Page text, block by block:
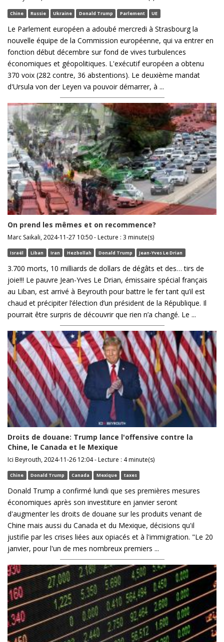
Chine Russie Ukraine Donald Trump Parlement UE
Le Parlement européen a adoubé mercredi à Strasbourg la
nouvelle équipe de la Commission européenne, qui va entrer en
fonction début décembre sur fond de vives turbulences
économiques et géopolitiques. L'exécutif européen a obtenu
370 voix (282 contre, 36 abstentions). Le deuxième mandat
d'Ursula von der Leyen va pouvoir démarrer, à ...
On prend les mêmes et on recommence?
Marc Saikali, 2024-11-27 10:50 - Lecture : 3 minute(s)
Israël Liban Iran Hezbollah Donald Trump Jean-Yves Le Drian
3.700 morts, 10 milliards de dollars de dégâts et des… tirs de
joie!!! Le pauvre Jean-Yves Le Drian, émissaire spécial français
au Liban, est arrivé à Beyrouth pour battre le fer tant qu’il est
chaud et précipiter l’élection d’un président de la République. Il
pourrait être surpris de découvrir que rien n’a changé. Le ...
Droits de douane: Trump lance l'offensive contre la
Chine, le Canada et le Mexique
Ici Beyrouth, 2024-11-26 12:04 - Lecture : 4 minute(s)
Chine Donald Trump Canada Mexique taxes
Donald Trump a confirmé lundi que ses premières mesures
économiques après son investiture en janvier seront
d'augmenter les droits de douane sur les produits venant de
Chine mais aussi du Canada et du Mexique, décisions qu'il
justifie par les crises liées aux opiacés et à l'immigration. "Le 20
janvier, pour l'un de mes nombreux premiers ...